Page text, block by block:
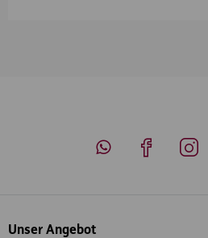
Inhaltsübersicht
Unser Angebot